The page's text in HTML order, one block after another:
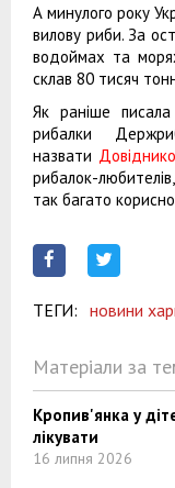
А минулого року
вилову риби. За
водоймах та
склав 80 тисяч
Як раніше
рибалки
назвати
рибалок-
так багато
ТЕГИ: новини
Матеріали за
Кропив'янка у
лікувати
16 липня 2026